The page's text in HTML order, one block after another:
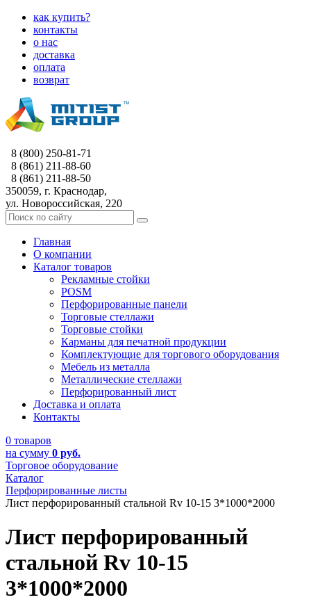
как купить?
контакты
о нас
доставка
оплата
возврат
8 (800) 250-81-71
8 (861) 211-88-60
8 (861) 211-88-50
350059, г. Краснодар,
ул. Новороссийская, 220
Главная
О компании
Каталог товаров
Рекламные стойки
POSM
Перфорированные панели
Торговые стеллажи
Торговые стойки
Карманы для печатной продукции
Комплектующие для торгового оборудования
Мебель из металла
Металлические стеллажи
Перфорированный лист
Доставка и оплата
Контакты
0 товаров
на сумму 0 руб.
Торговое оборудование
Каталог
Перфорированные листы
Лист перфорированный стальной Rv 10-15 3*1000*2000
Лист перфорированный
стальной Rv 10-15
3*1000*2000